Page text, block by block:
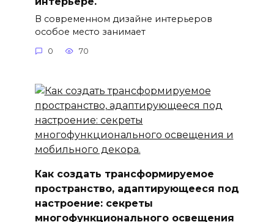
В современном дизайне интерьеров
особое место занимает
0 70
Как создать трансформируемое
пространство, адаптирующееся под
настроение: секреты
многофункционального освещения